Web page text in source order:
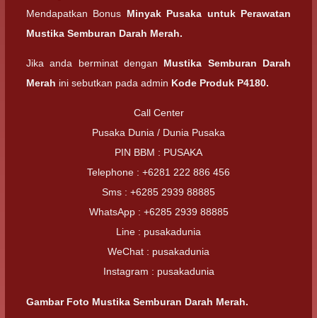
Mendapatkan Bonus Minyak Pusaka untuk Perawatan
Mustika Semburan Darah Merah.
Jika anda berminat dengan Mustika Semburan Darah
Merah ini sebutkan pada admin Kode Produk P4180.
Call Center
Pusaka Dunia / Dunia Pusaka
PIN BBM : PUSAKA
Telephone : +6281 222 886 456
Sms : +6285 2939 88885
WhatsApp : +6285 2939 88885
Line : pusakadunia
WeChat : pusakadunia
Instagram : pusakadunia
Gambar Foto Mustika Semburan Darah Merah.